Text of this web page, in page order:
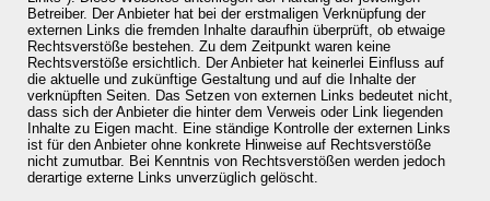
Betreiber. Der Anbieter hat bei der erstmaligen Verknüpfung der
externen Links die fremden Inhalte daraufhin überprüft, ob etwaige
Rechtsverstöße bestehen. Zu dem Zeitpunkt waren keine
Rechtsverstöße ersichtlich. Der Anbieter hat keinerlei Einfluss auf
die aktuelle und zukünftige Gestaltung und auf die Inhalte der
verknüpften Seiten. Das Setzen von externen Links bedeutet nicht,
dass sich der Anbieter die hinter dem Verweis oder Link liegenden
Inhalte zu Eigen macht. Eine ständige Kontrolle der externen Links
ist für den Anbieter ohne konkrete Hinweise auf Rechtsverstöße
nicht zumutbar. Bei Kenntnis von Rechtsverstößen werden jedoch
derartige externe Links unverzüglich gelöscht.